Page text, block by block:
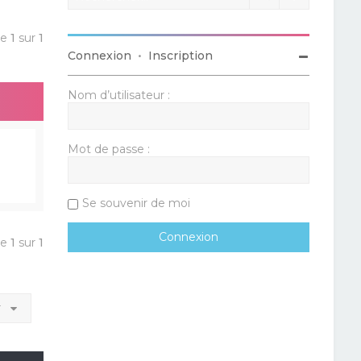
1 sur1
1 sur1
Connexion • Inscription
Nom d’utilisateur :
Mot de passe :
Se souvenir de moi